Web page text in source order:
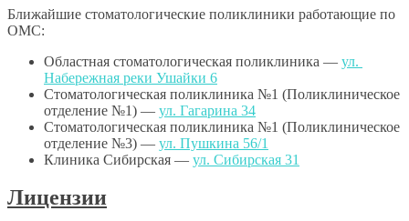
Ближайшие стоматологические поликлиники работающие по
ОМС:
Областная стоматологическая поликлиника — ул. ​
Набережная реки Ушайки 6
Стоматологическая поликлиника №1 (​Поликлиническое
отделение №1) — ул. Гагарина 34
Стоматологическая поликлиника №1 (Поликлиническое
отделение №3) — ул. Пушкина 56/1
Клиника Сибирская — ул. Сибирская 31
Лицензии